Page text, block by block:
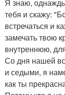
Я знаю,
тебя и скажу:
встречаться и
замечать твою
внутреннюю,
Со дня нашей
и седыми, я
как ты